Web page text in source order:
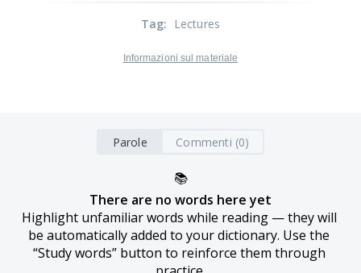
Tag: Lectures
Informazioni sul materiale
Parole Commenti (0)
📚
There are no words here yet
Highlight unfamiliar words while reading — they will
be automatically added to your dictionary. Use the
“Study words” button to reinforce them through